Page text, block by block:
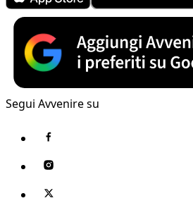
Segui Avvenire su